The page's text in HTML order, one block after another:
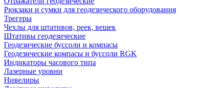
Рюкзаки и сумки для геодезического оборудования
Трегеры
Чехлы для штативов, реек, вешек
Штативы геодезические
Геодезические буссоли и компасы
Геодезические компасы и буссоли RGK
Индикаторы часового типа
Лазерные уровни
Нивелиры